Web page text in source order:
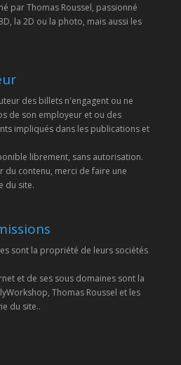
par Thomas Roussel, passionné
la 2D ou la photo, mais aussi les
des billets n'engagent ou ne
de son employeur et ou des
impliqués dans les publications et
librement, sans autorisation.
du contenu, merci de faire une
du site.
sont la propriété de leurs sociétés
et de ses sous domaines sont la
Thomas Roussel et les
du site..